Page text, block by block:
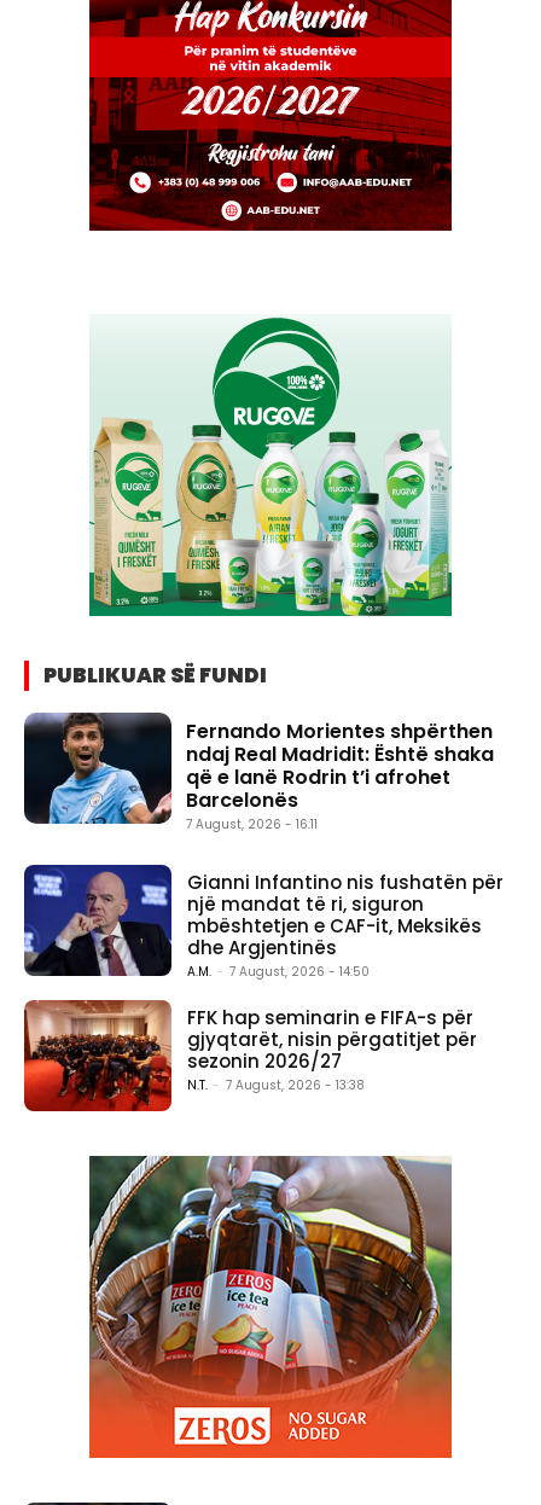
PUBLIKUAR SË FUNDI
Fernando Morientes shpërthen
ndaj Real Madridit: Është shaka
që e lanë Rodrin t’i afrohet
Barcelonës
7 August, 2026 - 16:11
Gianni Infantino nis fushatën për
një mandat të ri, siguron
mbështetjen e CAF-it, Meksikës
dhe Argjentinës
A.M. - 7 August, 2026 - 14:50
FFK hap seminarin e FIFA-s për
gjyqtarët, nisin përgatitjet për
sezonin 2026/27
N.T. - 7 August, 2026 - 13:38